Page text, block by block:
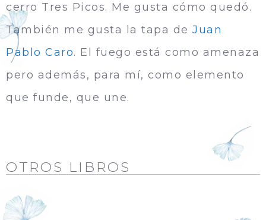
cerro Tres Picos. Me gusta cómo quedó.
También me gusta la tapa de Juan
Pablo Caro. El fuego está como amenaza
pero además, para mí, como elemento
que funde, que une.
OTROS LIBROS